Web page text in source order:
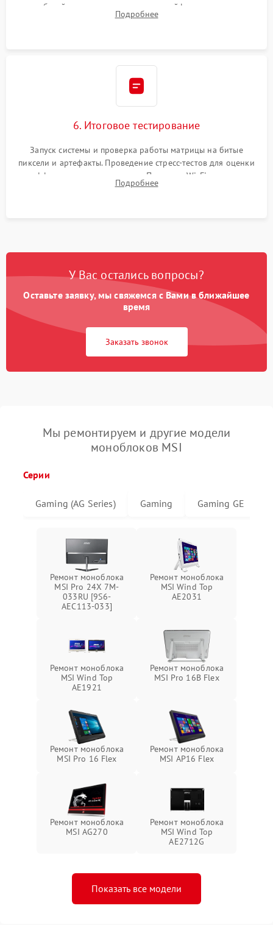
кабелей, подключение хрупких шлейфов матрицы и
надежная фиксация всех элементов внутри корпуса
Подробнее
6. Итоговое тестирование
Запуск системы и проверка работы матрицы на битые
пиксели и артефакты. Проведение стресс-тестов для оценки
эффективности охлаждения. Проверка Wi-Fi, камеры,
микрофона и всех портов перед выдачей устройства.
Подробнее
У Вас остались вопросы?
Оставьте заявку, мы свяжемся с Вами в ближайшее
время
Заказать звонок
Мы ремонтируем и другие модели
моноблоков MSI
Серии
Gaming (AG Series) Gaming Gaming GE
Ремонт моноблока
MSI Pro 24X 7M-
033RU [9S6-
AEC113-033]
Ремонт моноблока
MSI Wind Top
AE2031
Ремонт моноблока
MSI Wind Top
AE1921
Ремонт моноблока
MSI Pro 16B Flex
Ремонт моноблока
MSI Pro 16 Flex
Ремонт моноблока
MSI AP16 Flex
Ремонт моноблока
MSI AG270
Ремонт моноблока
MSI Wind Top
AE2712G
Показать все модели